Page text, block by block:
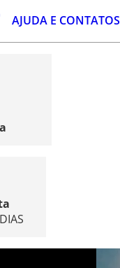
AJUDA E CONTATOS